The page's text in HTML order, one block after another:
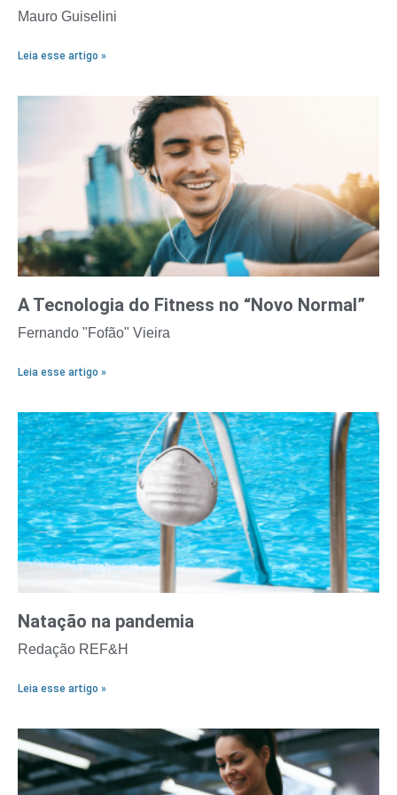
Mauro Guiselini
Leia esse artigo »
A Tecnologia do Fitness no “Novo Normal”
Fernando "Fofão" Vieira
Leia esse artigo »
Natação na pandemia
Redação REF&H
Leia esse artigo »